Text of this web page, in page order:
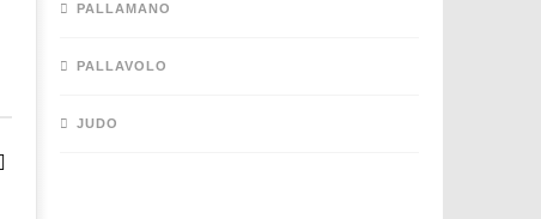
PALLAMANO
PALLAVOLO
JUDO